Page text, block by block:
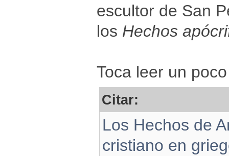
escultor de San
los Hechos
Toca leer un
Citar:
Los Hechos de
cristiano en